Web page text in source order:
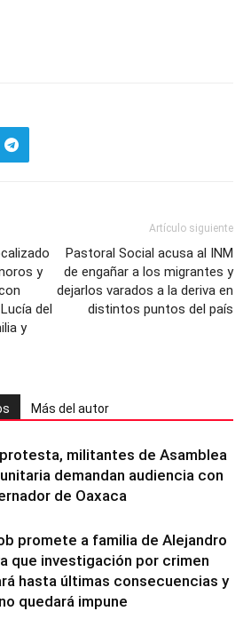
y
del
y
Artículo siguiente
Pastoral Social acusa al INM
de engañar a los migrantes y
dejarlos varados a la deriva en
distintos puntos del país
Más del autor
militantes de Asamblea
demandan audiencia con
de Oaxaca
promete a familia de Alejandro
que investigación por crimen
hasta últimas consecuencias y
quedará impune